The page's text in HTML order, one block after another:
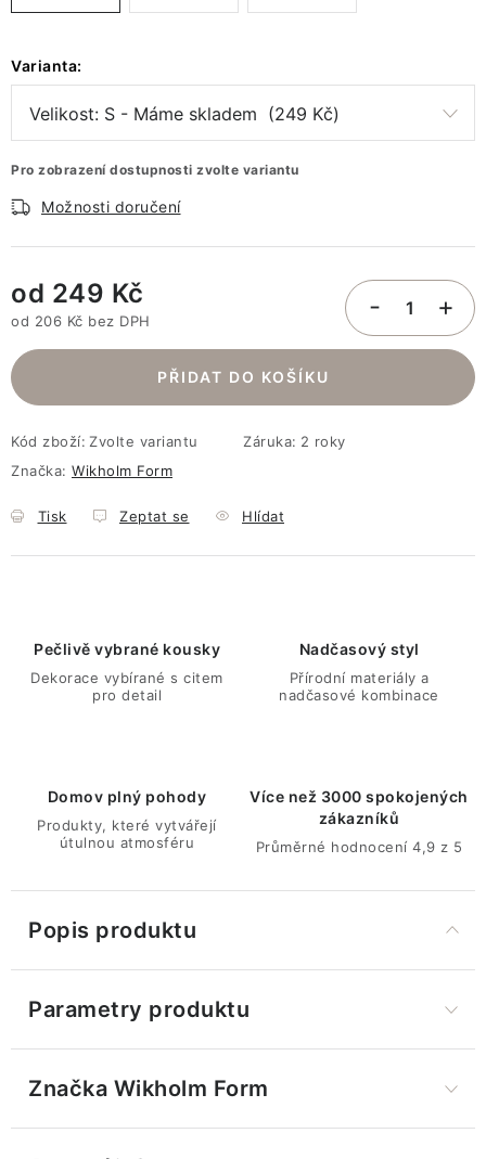
Varianta:
Pro zobrazení dostupnosti zvolte variantu
Možnosti doručení
od 249 Kč
od 206 Kč bez DPH
PŘIDAT DO KOŠÍKU
Kód zboží: Zvolte variantu Záruka: 2 roky
Značka: Wikholm Form
Tisk Zeptat se Hlídat
Pečlivě vybrané kousky
Dekorace vybírané s citem
pro detail
Nadčasový styl
Přírodní materiály a
nadčasové kombinace
Domov plný pohody
Produkty, které vytvářejí
útulnou atmosféru
Více než 3000 spokojených
zákazníků
Průměrné hodnocení 4,9 z 5
Popis produktu
Parametry produktu
Značka Wikholm Form